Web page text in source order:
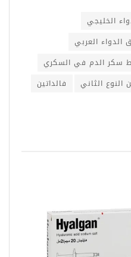
الخليجي
الدواء العربي
سكر الدم في السكري
الثاني
فالداتين